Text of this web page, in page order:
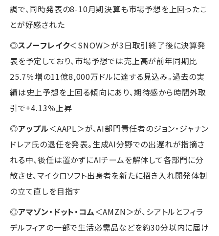
調で、同時発表の8-10月期決算も市場予想を上回ったこ
とが好感された
◎スノーフレイク＜SNOW＞が3日取引終了後に決算発
表を予定しており、市場予想では売上高が前年同期比
25.7％増の11億8,000万ドルに達する見込み。過去の実
績は史上予想を上回る傾向にあり、期待感から時間外取
引で+4.13％上昇
◎アップル＜AAPL＞が、AI部門責任者のジョン・ジャナン
ドレア氏の退任を発表。生成AI分野での出遅れが指摘さ
れる中、後任は置かずにAIチームを解体して各部門に分
散させ、マイクロソフト出身者を新たに招き入れ開発体制
の立て直しを目指す
◎アマゾン・ドット・コム＜AMZN＞が、シアトルとフィラ
デルフィアの一部で生活必需品などを約30分以内に届け